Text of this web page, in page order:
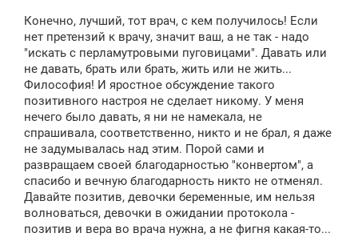
б
щ
н
и
Конечно, лучший, тот врач, с кем получилось! Если
нет претензий к врачу, значит ваш, а не так - надо
"искать с перламутровыми пуговицами". Давать или
не давать, брать или брать, жить или не жить...
Философия! И яростное обсуждение такого
позитивного настроя не сделает никому. У меня
нечего было давать, я ни не намекала, не
спрашивала, соответственно, никто и не брал, я даже
не задумывалась над этим. Порой сами и
развращаем своей благодарностью "конвертом", а
спасибо и вечную благодарность никто не отменял.
Давайте позитив, девочки беременные, им нельзя
волноваться, девочки в ожидании протокола -
позитив и вера во врача нужна, а не фигня какая-то...